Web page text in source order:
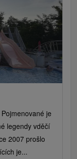
Sakrálne miesta
strediská
kiná v prírode
je
legendy vděčí
2007 prošlo
je...